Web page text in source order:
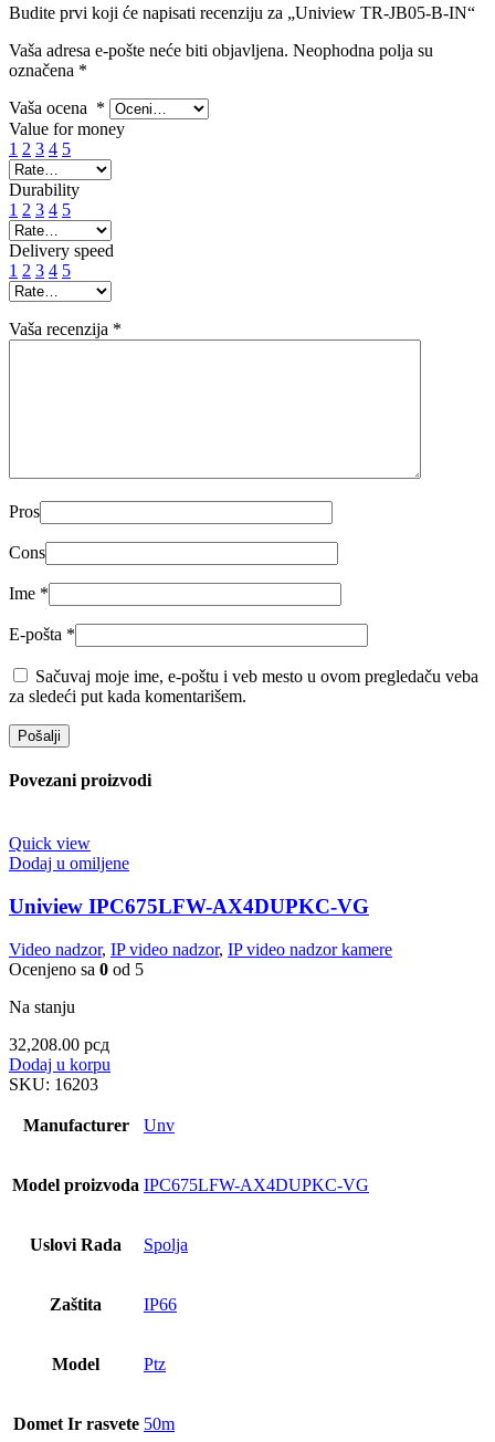
Budite prvi koji će napisati recenziju za „Uniview TR-JB05-B-IN“
Vaša adresa e-pošte neće biti objavljena. Neophodna polja su
označena *
Vaša ocena *
Value for money
1 2 3 4 5
Durability
1 2 3 4 5
Delivery speed
1 2 3 4 5
Vaša recenzija *
Pros
Cons
Ime *
E-pošta *
Sačuvaj moje ime, e-poštu i veb mesto u ovom pregledaču veba
za sledeći put kada komentarišem.
Povezani proizvodi
Quick view
Dodaj u omiljene
Uniview IPC675LFW-AX4DUPKC-VG
Video nadzor, IP video nadzor, IP video nadzor kamere
Ocenjeno sa 0 od 5
Na stanju
32,208.00 рсд
Dodaj u korpu
SKU: 16203
Manufacturer Unv
Model proizvoda IPC675LFW-AX4DUPKC-VG
Uslovi Rada Spolja
Zaštita IP66
Model Ptz
Domet Ir rasvete 50m